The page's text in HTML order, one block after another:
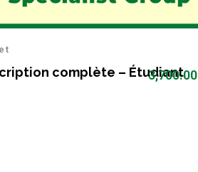
complète – Étudiant
3,700.00